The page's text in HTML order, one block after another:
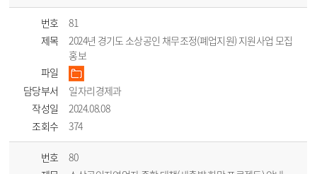
번호
81
제목
2024년 경기도 소상공인 채무조정(폐업지원) 지원사업 모집
홍보
파일
담당부서
일자리경제과
작성일
2024.08.08
조회수
374
번호
80